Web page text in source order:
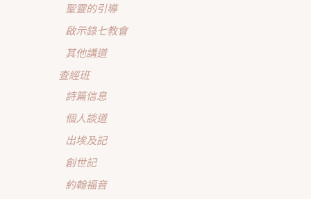
聖靈的引導
啟示錄七教會
其他講道
查經班
詩篇信息
個人談道
出埃及記
創世記
約翰福音